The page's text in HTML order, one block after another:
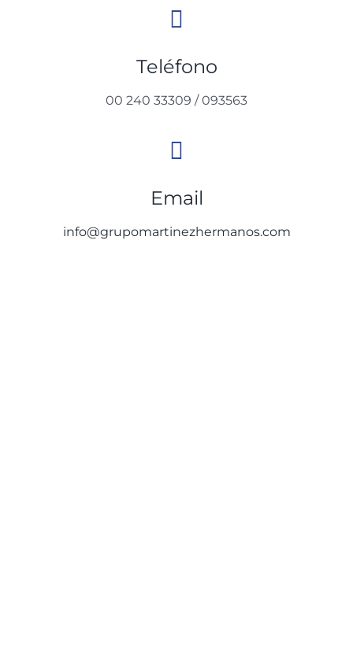
Teléfono
00 240 33309 / 093563
Email
info@grupomartinezhermanos.com